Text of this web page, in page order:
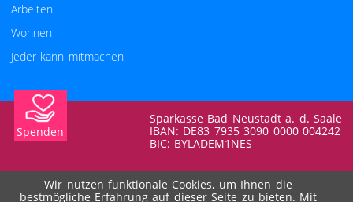
Arbeiten
Wohnen
Jeder kann mitmachen
Spenden
Sparkasse Bad Neustadt a. d. Saale
IBAN: DE83 7935 3090 0000 004242
BIC: BYLADEM1NES
Volksbank Raiffeisenbank Rhön-Grabfeld eG
IBAN: DE35 7906 9165 0000 060011
Wir nutzen funktionale Cookies, um Ihnen die
bestmögliche Erfahrung auf dieser Seite zu bieten. Mit